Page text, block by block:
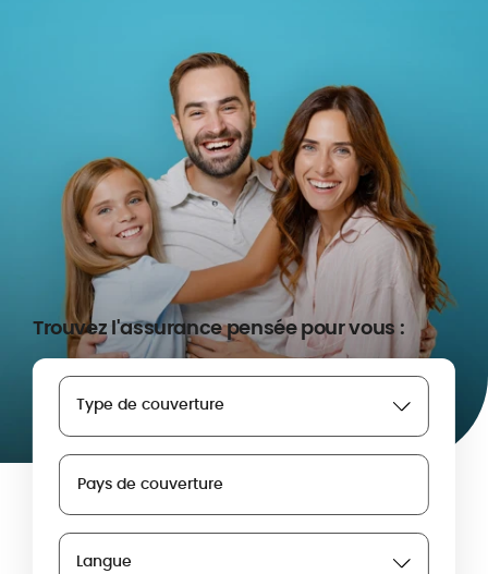
Trouvez l'assurance pensée pour vous :
Type de couverture
Pays de couverture
Langue